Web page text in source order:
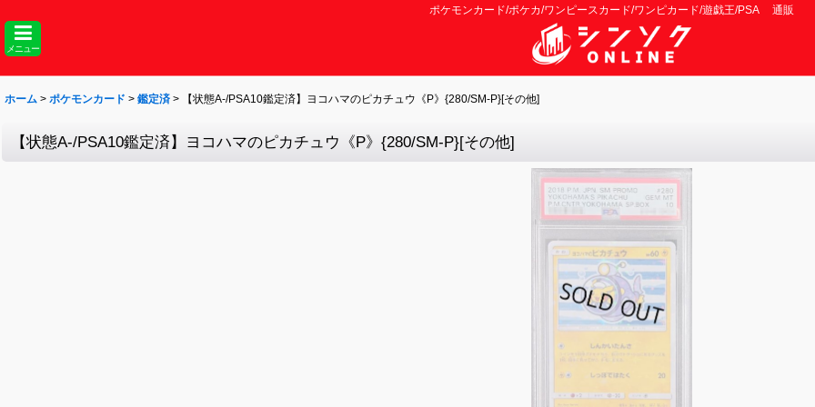
ポケモンカード/ポケカ/ワンピースカード/ワンピカード/遊戯王/PSA 通販
メニュー
ホーム > ポケモンカード > 鑑定済 > 【状態A-/PSA10鑑定済】ヨコハマのピカチュウ《P》{280/SM-P}[その他]
【状態A-/PSA10鑑定済】ヨコハマのピカチュウ《P》{280/SM-P}[その他]